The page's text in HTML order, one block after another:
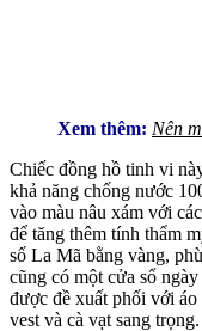
Xem thêm: Nên
Chiếc đồng hồ tinh vi
khả năng chống nước
vào màu nâu xám với
để tăng thêm tính thẩm
số La Mã bằng vàng,
cũng có một cửa sổ
được đề xuất phối với
vest và cà vạt sang trọng.